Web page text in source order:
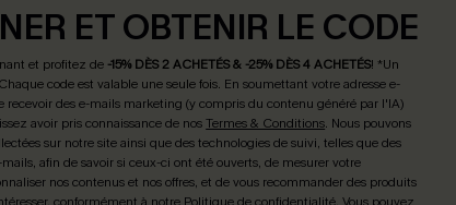
ET OBTENIR LE CODE
et profitez de -15% DÈS 2 ACHETÉS & -25% DÈS 4 ACHETÉS! *Un
code est valable une seule fois. En soumettant votre adresse e-
recevoir des e-mails marketing (y compris du contenu généré par l'IA)
avoir pris connaissance de nosTermes & Conditions. Nous pouvons
sur notre site ainsi que des technologies de suivi, telles que des
afin de savoir si ceux-ci ont été ouverts, de mesurer votre
nos contenus et nos offres, et de vous recommander des produits